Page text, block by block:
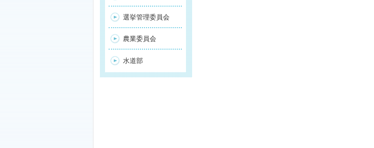
選挙管理委員会
農業委員会
水道部